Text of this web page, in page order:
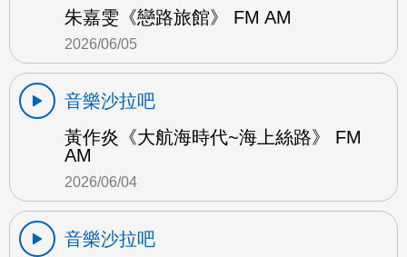
朱嘉雯《戀路旅館》 FM AM
2026/06/05
音樂沙拉吧
黃作炎《大航海時代~海上絲路》 FM
AM
2026/06/04
音樂沙拉吧